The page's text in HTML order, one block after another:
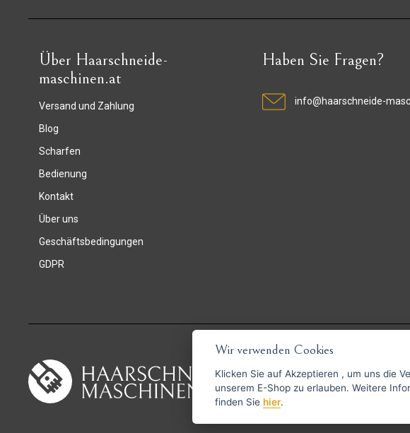
Über Haarschneide-
maschinen.at
Versand und Zahlung
Blog
Scharfen
Bedienung
Kontakt
Über uns
Geschäftsbedingungen
GDPR
Haben Sie Fragen?
info@haarschneide-
Wir verwenden Cookies
Klicken Sie auf Akzeptieren , um uns die
unserem E-Shop zu erlauben. Weitere Informationen zu jeder Kategorie
finden Sie hier.